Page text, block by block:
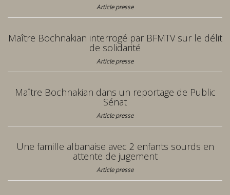
Article presse
Maître Bochnakian interrogé par BFMTV sur le délit
de solidarité
Article presse
Maître Bochnakian dans un reportage de Public
Sénat
Article presse
Une famille albanaise avec 2 enfants sourds en
attente de jugement
Article presse